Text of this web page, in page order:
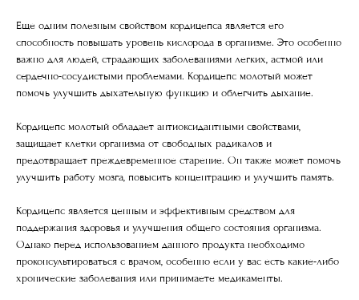
Еще одним полезным свойством кордицепса является его
способность повышать уровень кислорода в организме. Это особенно
важно для людей, страдающих заболеваниями легких, астмой или
сердечно-сосудистыми проблемами. Кордицепс молотый может
помочь улучшить дыхательную функцию и облегчить дыхание.
Кордицепс молотый обладает антиоксидантными свойствами
защищает клетки организма от свободных радикалов и
предотвращает преждевременное старение. Он также может помочь
улучшить работу мозга, повысить концентрацию и улучшить память.
Кордицепс является ценным и эффективным средством для
поддержания здоровья и улучшения общего состояния организма.
Однако перед использованием данного продукта необходимо
проконсультироваться с врачом, особенно если у вас есть какие-либо
хронические заболевания или принимаете медикаменты.